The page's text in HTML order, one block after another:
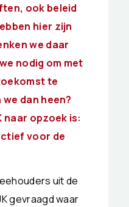
ook beleid
hier zijn
we daar
nodig om met
te
dan heen?
naar opzoek is:
voor de
uit de
gevraagd waar